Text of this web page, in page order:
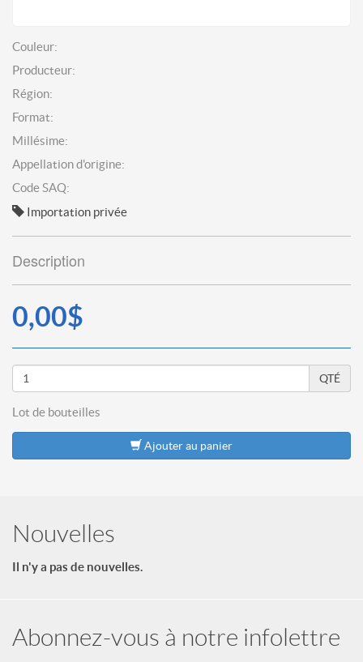
Couleur:
Producteur:
Région:
Format:
Millésime:
Appellation d'origine:
Code SAQ:
Importation privée
Description
0,00$
QTÉ
Lot de bouteilles
Ajouter au panier
Nouvelles
Il n'y a pas de nouvelles.
Abonnez-vous à notre infolettre